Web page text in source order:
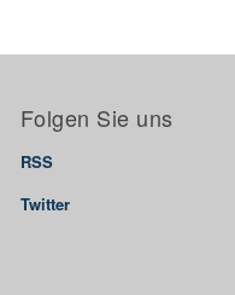
Folgen Sie uns
RSS
Twitter